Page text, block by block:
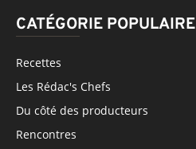
CATÉGORIE POPULAIRE
Recettes
Les Rédac's Chefs
Du côté des producteurs
Rencontres